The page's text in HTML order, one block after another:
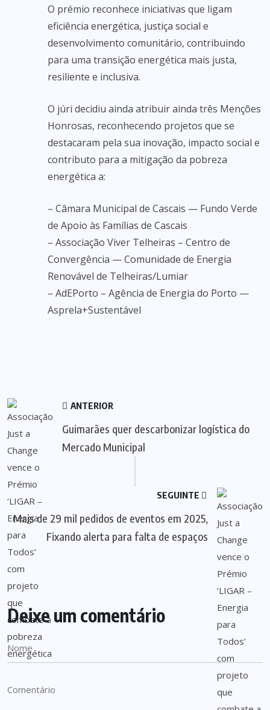
O prémio reconhece iniciativas que ligam
eficiência energética, justiça social e
desenvolvimento comunitário, contribuindo
para uma transição energética mais justa,
resiliente e inclusiva.
O júri decidiu ainda atribuir ainda três Menções
Honrosas, reconhecendo projetos que se
destacaram pela sua inovação, impacto social e
contributo para a mitigação da pobreza
energética a:
– Câmara Municipal de Cascais — Fundo Verde
de Apoio às Famílias de Cascais
– Associação Viver Telheiras – Centro de
Convergência — Comunidade de Energia
Renovável de Telheiras/Lumiar
– AdEPorto – Agência de Energia do Porto —
Asprela+Sustentável
ANTERIOR
Guimarães quer descarbonizar logística do
Mercado Municipal
SEGUINTE
Mais de 29 mil pedidos de eventos em 2025,
Fixando alerta para falta de espaços
Deixe um comentário